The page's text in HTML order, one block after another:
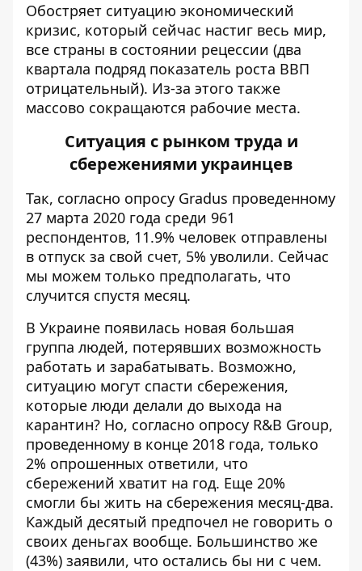
Обостряет ситуацию экономический
кризис, который сейчас настиг весь мир,
все страны в состоянии рецессии (два
квартала подряд показатель роста ВВП
отрицательный). Из-за этого также
массово сокращаются рабочие места.
Ситуация с рынком труда и
сбережениями украинцев
Так, согласно опросу Gradus проведенному
27 марта 2020 года среди 961
респондентов, 11.9% человек отправлены
в отпуск за свой счет, 5% уволили. Сейчас
мы можем только предполагать, что
случится спустя месяц.
В Украине появилась новая большая
группа людей, потерявших возможность
работать и зарабатывать. Возможно,
ситуацию могут спасти сбережения,
которые люди делали до выхода на
карантин? Но, согласно опросу R&B Group,
проведенному в конце 2018 года, только
2% опрошенных ответили, что
сбережений хватит на год. Еще 20%
смогли бы жить на сбережения месяц-два.
Каждый десятый предпочел не говорить о
своих деньгах вообще. Большинство же
(43%) заявили, что остались бы ни с чем.